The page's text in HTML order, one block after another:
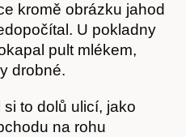
kromě obrázku jahod
U pokladny
pult mlékem,
drobné.
to dolů ulicí, jako
na rohu